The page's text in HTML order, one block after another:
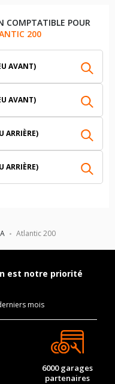
Atlantic 200
COMPTATIBLE POUR
200
AVANT)
AVANT)
ARRIÈRE)
ARRIÈRE)
est notre priorité
mois
6000 garages
partenaires